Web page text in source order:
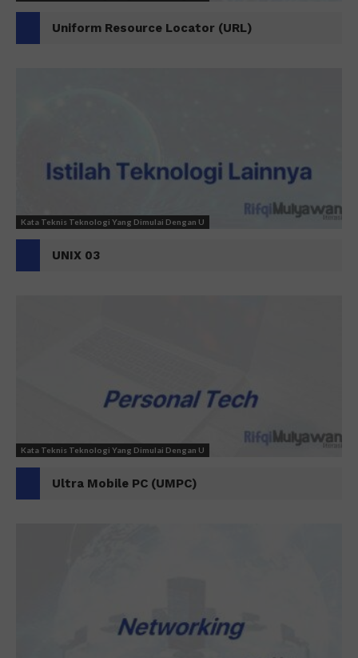
Uniform Resource Locator (URL)
Kata Teknis Teknologi Yang Dimulai Dengan U
UNIX 03
Kata Teknis Teknologi Yang Dimulai Dengan U
Ultra Mobile PC (UMPC)